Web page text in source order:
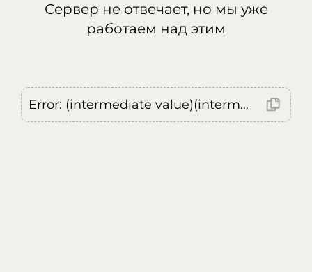
Сервер не отвечает, но мы уже
работаем над этим
Error: (intermediate value)(intermediate value)(intermediate value).replaceAll is not a function